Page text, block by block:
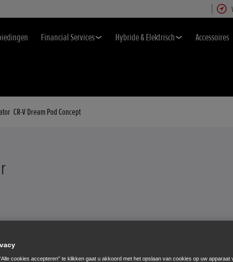
Financial Services Hybride & Elektrisch Accessoires
CR-V Dream Pod Concept
cookies accepteren” te klikken gaat u akkoord met het opslaan van cookies op uw apparaat